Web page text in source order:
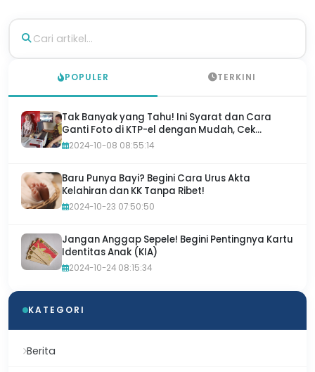
POPULER TERKINI
Tak Banyak yang Tahu! Ini Syarat dan Cara
Ganti Foto di KTP-el dengan Mudah, Cek
Sekarang!
2024-10-08 08:55:14
Baru Punya Bayi? Begini Cara Urus Akta
Kelahiran dan KK Tanpa Ribet!
2024-10-23 07:50:50
Jangan Anggap Sepele! Begini Pentingnya Kartu
Identitas Anak (KIA)
2024-10-24 08:15:34
KATEGORI
Berita